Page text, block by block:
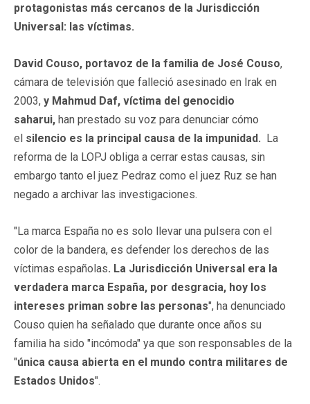
protagonistas más cercanos de la Jurisdicción
Universal: las víctimas.
David Couso, portavoz de la familia de José Couso,
cámara de televisión que falleció asesinado en Irak en
2003, y Mahmud Daf, víctima del genocidio
saharui, han prestado su voz para denunciar cómo
el silencio es la principal causa de la impunidad. La
reforma de la LOPJ obliga a cerrar estas causas, sin
embargo tanto el juez Pedraz como el juez Ruz se han
negado a archivar las investigaciones.
"La marca España no es solo llevar una pulsera con el
color de la bandera, es defender los derechos de las
víctimas españolas. La Jurisdicción Universal era la
verdadera marca España, por desgracia, hoy los
intereses priman sobre las personas", ha denunciado
Couso quien ha señalado que durante once años su
familia ha sido "incómoda" ya que son responsables de la
"única causa abierta en el mundo contra militares de
Estados Unidos".